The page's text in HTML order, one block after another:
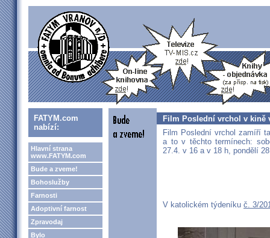
FATYM.com
nabízí:
Hlavní strana
www.FATYM.com
Bude a zveme!
Bohoslužby
Farnosti
Adoptivní farnost
Zpravodaj
Bylo
Film Poslední vrchol v kině
Film Poslední vrchol zamíří
a to v těchto termínech:
27.4. v 16 a v 18 h, pondělí
V katolickém týdeníku č. 3/